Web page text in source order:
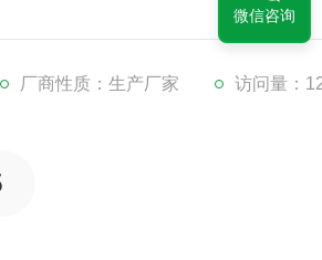
厂商性质：生产厂家 访问量：
微信咨询